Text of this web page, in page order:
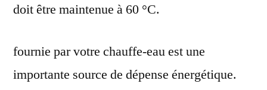
doit être maintenue à 60 °C.
fournie par votre chauffe-eau est une
importante source de dépense énergétique.